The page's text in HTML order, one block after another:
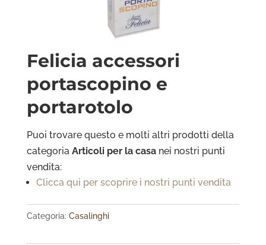
Felicia accessori
portascopino e
portarotolo
Puoi trovare questo e molti altri prodotti della
categoriaArticoli per la casa nei nostri punti
vendita:
Clicca qui per scoprire i nostri punti vendita
Categoria: Casalinghi